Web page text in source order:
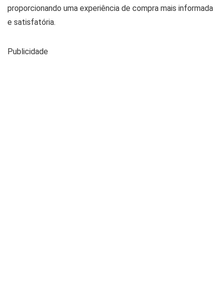
proporcionando uma experiência de compra mais informada
e satisfatória.
Publicidade